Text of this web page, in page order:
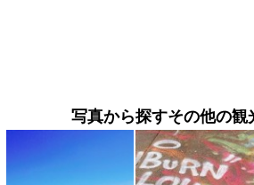
写真から探すその他の観